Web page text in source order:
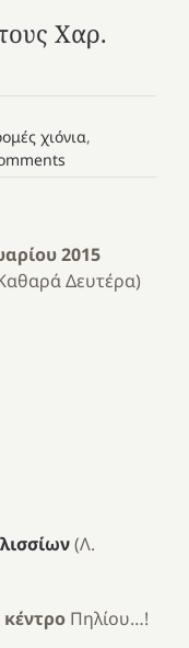
Χαρ.
χιόνια,
2015
Δευτέρα)
(Λ.
Πηλίου…!